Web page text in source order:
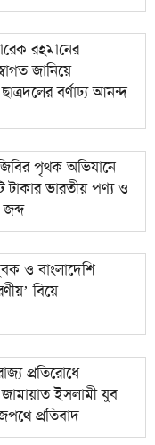
রহমানের
জানিয়ে
বর্ণাঢ্য আনন্দ
পৃথক অভিযানে
টাকার ভারতীয় পণ্য ও
জব্দ
ও বাংলাদেশি
বিয়ে
প্রতিরোধে
ইসলামী যুব
প্রতিবাদ